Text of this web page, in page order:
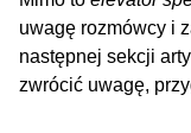
uwagę rozmówcy i
następnej sekcji
zwrócić uwagę,